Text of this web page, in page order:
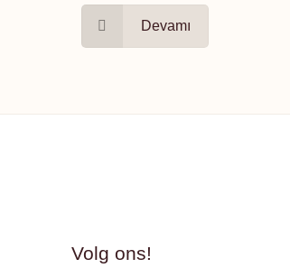
Devamı
Volg ons!